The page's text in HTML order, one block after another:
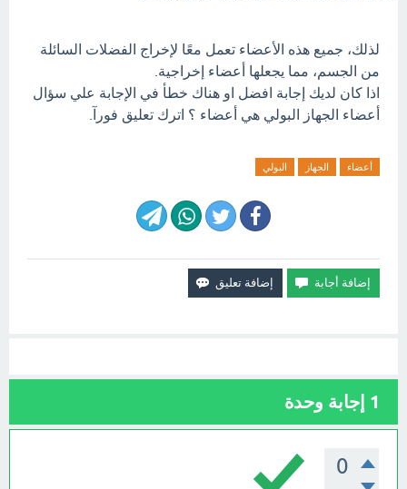
لذلك، جميع هذه الأعضاء تعمل معًا لإخراج الفضلات السائلة
من الجسم، مما يجعلها أعضاء إخراجية.
اذا كان لديك إجابة افضل او هناك خطأ في الإجابة علي سؤال
أعضاء الجهاز البولي هي أعضاء ؟ اترك تعليق فورآ.
أعضاء الجهاز البولي
1 إجابة وحدة
0